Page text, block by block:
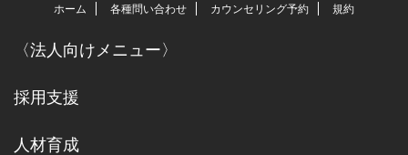
ホーム 各種問い合わせ カウンセリング予約 規約
〈法人向けメニュー〉
採用支援
人材育成